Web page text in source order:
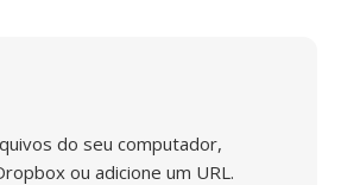
do seu computador,
ou adicione um URL.